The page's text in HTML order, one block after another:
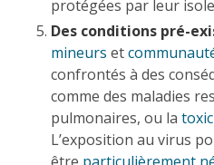
protégées par leur
Des conditions pré-
mineurs et
confrontés à des
comme des maladies
pulmonaires, ou la
L’exposition au virus